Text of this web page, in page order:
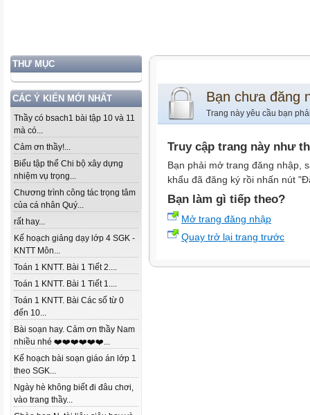
THƯ MỤC
CÁC Ý KIẾN MỚI NHẤT
Thầy có bsach1 bài tập 10 và 11
mà có...
Cảm ơn thầy!...
Biểu tập thể Chi bộ xây dựng
nhiệm vụ trọng...
Chương trình công tác trọng tâm
của cá nhân Quý...
rất hay...
Kế hoạch giảng dạy lớp 4 SGK -
KNTT Môn...
Toán 1 KNTT. Bài 1 Tiết 2....
Toán 1 KNTT. Bài 1 Tiết 1....
Toán 1 KNTT. Bài Các số từ 0
đến 10...
Bài soạn hay. Cảm ơn thầy Nam
nhiều nhé ❤️❤️❤️❤️❤️❤️...
Kế hoạch bài soạn giáo án lớp 1
theo SGK...
Ngày hè không biết đi đâu chơi,
vào trang thầy...
Bạn chưa đăng
Trang này yêu cầu bạn
Truy cập trang này như
Bạn phải mở trang đăng nhập,
khẩu đã đăng ký rồi nhấn nút
Bạn làm gì tiếp theo?
Mở trang đăng nhập
Quay trở lại trang trước